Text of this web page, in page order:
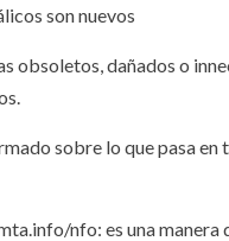
son nuevos
obsoletos, dañados o
sobre lo que pasa en
nfo: es una manera